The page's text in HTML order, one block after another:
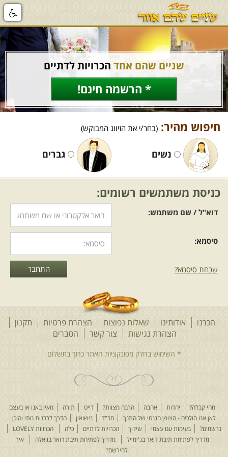
שניים שהם אחד הכרויות לדתיים
* הרשמה חינם!
חיפוש מהיר: (בחר/י את הזיווג המבוקש)
נשים גברים
כניסת משתמשים רשומים:
דוא"ל / שם משתמש:
סיסמא:
שכחת סיסמא?
הכרנו אודותינו שאלות נפוצות הצהרת פרטיות
תקנון
הצהרת נגישות
צור קשר הסברים
מהי קבלה? יהדות אהבה הרבה מצוות? דייט תורה
מאין באנו או בעצם
לאן אנו הולכים - הצופן הגנטי של התנך
חב"ד נישואין
הדרך לרבנות מתי והיכן
נרשמים?
בעימות עם עצמי שידוך הכרויות לדתיים כלה
הכרויות LOVELY
מדריך לפתיחת תיבת דואר בג'ימייל
מדריך לפתיחת תיבת דואר בוואלה
איך
להירשם?